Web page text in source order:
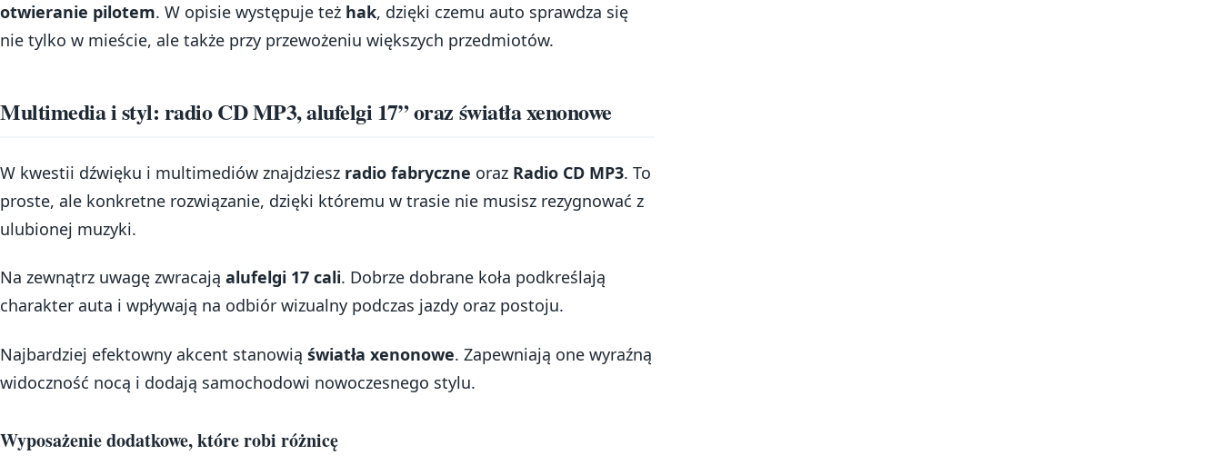
otwieranie pilotem. W opisie występuje też hak, dzięki czemu auto sprawdza się
nie tylko w mieście, ale także przy przewożeniu większych przedmiotów.
Multimedia i styl: radio CD MP3, alufelgi 17” oraz światła xenonowe
W kwestii dźwięku i multimediów znajdziesz radio fabryczne oraz Radio CD MP3. To
proste, ale konkretne rozwiązanie, dzięki któremu w trasie nie musisz rezygnować z
ulubionej muzyki.
Na zewnątrz uwagę zwracają alufelgi 17 cali. Dobrze dobrane koła podkreślają
charakter auta i wpływają na odbiór wizualny podczas jazdy oraz postoju.
Najbardziej efektowny akcent stanowią światła xenonowe. Zapewniają one wyraźną
widoczność nocą i dodają samochodowi nowoczesnego stylu.
Wyposażenie dodatkowe, które robi różnicę